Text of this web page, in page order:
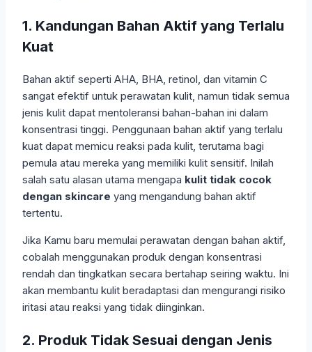
1. Kandungan Bahan Aktif yang Terlalu
Kuat
Bahan aktif seperti AHA, BHA, retinol, dan vitamin C
sangat efektif untuk perawatan kulit, namun tidak semua
jenis kulit dapat mentoleransi bahan-bahan ini dalam
konsentrasi tinggi. Penggunaan bahan aktif yang terlalu
kuat dapat memicu reaksi pada kulit, terutama bagi
pemula atau mereka yang memiliki kulit sensitif. Inilah
salah satu alasan utama mengapa kulit tidak cocok
dengan skincare yang mengandung bahan aktif
tertentu.
Jika Kamu baru memulai perawatan dengan bahan aktif,
cobalah menggunakan produk dengan konsentrasi
rendah dan tingkatkan secara bertahap seiring waktu. Ini
akan membantu kulit beradaptasi dan mengurangi risiko
iritasi atau reaksi yang tidak diinginkan.
2. Produk Tidak Sesuai dengan Jenis